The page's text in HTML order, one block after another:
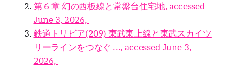
第 6 章 幻の西板線と常盤台住宅地, accessed
June 3, 2026,
鉄道トリビア(209) 東武東上線と東武スカイツ
リーラインをつなぐ ..., accessed June 3,
2026,